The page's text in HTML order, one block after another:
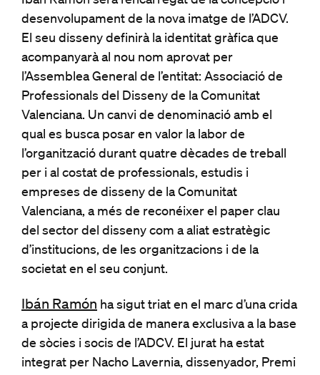
desenvolupament de la nova imatge de l’ADCV.
El seu disseny definirà la identitat gràfica que
acompanyarà al nou nom aprovat per
l’Assemblea General de l’entitat: Associació de
Professionals del Disseny de la Comunitat
Valenciana. Un canvi de denominació amb el
qual es busca posar en valor la labor de
l’organització durant quatre dècades de treball
per i al costat de professionals, estudis i
empreses de disseny de la Comunitat
Valenciana, a més de reconéixer el paper clau
del sector del disseny com a aliat estratègic
d’institucions, de les organitzacions i de la
societat en el seu conjunt.
Ibán Ramón ha sigut triat en el marc d’una crida
a projecte dirigida de manera exclusiva a la base
de sòcies i socis de l’ADCV. El jurat ha estat
integrat per Nacho Lavernia, dissenyador, Premi